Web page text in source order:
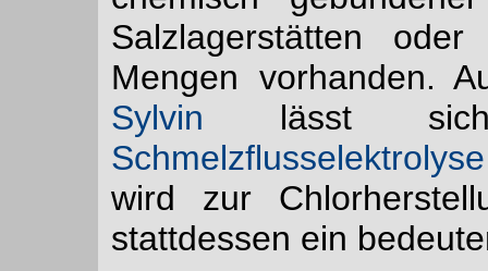
Salzlagerstätten
Mengen vorhanden.
Sylvin lässt
Schmelzflusselektrolyse
wird zur
stattdessen ein